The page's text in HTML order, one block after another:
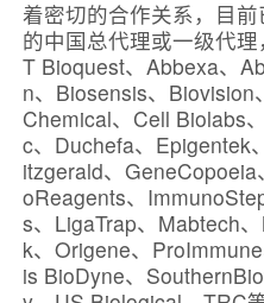
着密切的合作关系，目
的中国总代理或一级代
T Bioquest、Abbexa、
n、Biosensis、
Chemical、Cell Biolabs
c、Duchefa、Epigentek
itzgerald、
oReagents、
s、LigaTrap、Mabtech
k、Origene、
is BioDyne、